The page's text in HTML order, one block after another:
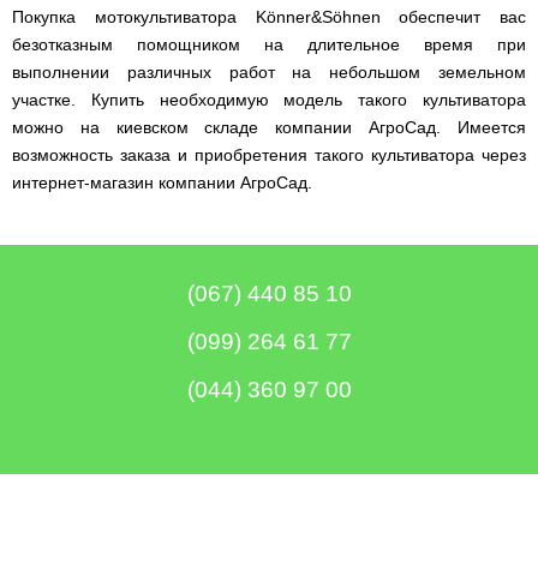
Покупка мотокультиватора Könner&Söhnen обеспечит вас
безотказным помощником на длительное время при
выполнении различных работ на небольшом земельном
участке. Купить необходимую модель такого культиватора
можно на киевском складе компании АгроСад. Имеется
возможность заказа и приобретения такого культиватора через
интернет-магазин компании АгроСад.
EWT
Clima
Runde
H
Горизонтальный
водонагреватель
с
водонагреватель
трактора,
минитрактора,
мототрактора
(067) 440 85 10
(099) 264 61 77
(044) 360 97 00